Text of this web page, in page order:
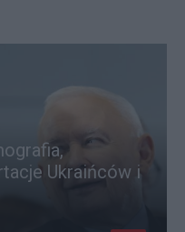
Ukraińców i